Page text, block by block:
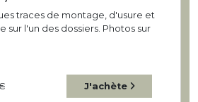
traces de montage, d'usure et
sur l'un des dossiers. Photos sur
J'achète